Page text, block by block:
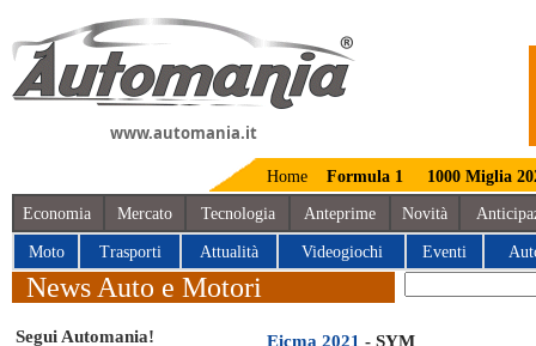
www.automania.it
Home Formula 1 1000 Miglia
Economia Mercato Tecnologia Anteprime Novità
Moto Trasporti Attualità Videogiochi Eventi
News Auto e Motori
Segui Automania! Eicma 2021 - SYM